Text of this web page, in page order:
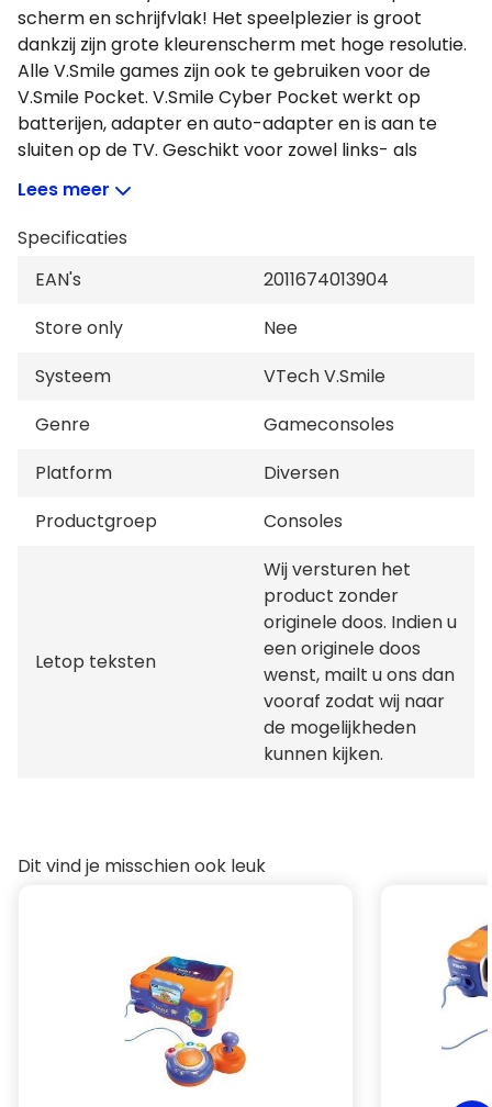
scherm en schrijfvlak! Het speelplezier is groot
dankzij zijn grote kleurenscherm met hoge resolutie.
Alle V.Smile games zijn ook te gebruiken voor de
V.Smile Pocket. V.Smile Cyber Pocket werkt op
batterijen, adapter en auto-adapter en is aan te
sluiten op de TV. Geschikt voor zowel links- als
Lees meer
Specificaties
EAN's
2011674013904
Store only
Nee
Systeem
VTech V.Smile
Genre
Gameconsoles
Platform
Diversen
Productgroep
Consoles
Letop teksten
Wij versturen het
product zonder
originele doos. Indien u
een originele doos
wenst, mailt u ons dan
vooraf zodat wij naar
de mogelijkheden
kunnen kijken.
Dit vind je misschien ook leuk